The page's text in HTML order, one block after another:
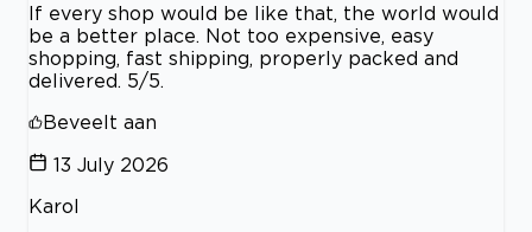
If every shop would be like that, the world would
be a better place. Not too expensive, easy
shopping, fast shipping, properly packed and
delivered. 5/5.
Beveelt aan
13 July 2026
Karol